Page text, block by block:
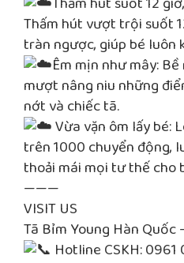
Thấm hút vượt trội suốt
tràn ngược, giúp bé luôn
Êm mịn như mây:
mượt nâng niu những
nớt và chiếc tã.
Vừa vặn ôm lấy bé:
trên 1000 chuyển động,
thoải mái mọi tư thế cho
———
VISIT US
Tã Bỉm Young Hàn
Hotline CSKH: 0961